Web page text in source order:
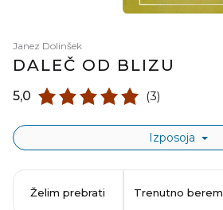
Janez Dolinšek
DALEČ OD BLIZU
5,0 (3)
Izposoja
Želim prebrati Trenutno berem